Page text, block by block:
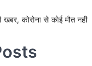
खबर, कोरोना से कोई मौत नही